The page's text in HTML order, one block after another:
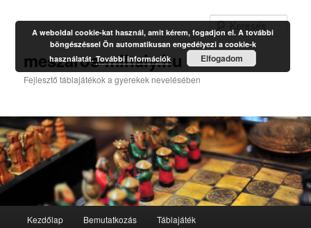
meszaros-mihaly.hu
Fejlesztő táblajátékok a gyerekek nevelésében
Tovább
Kezdőlap Bemutatkozás Táblajáték
A weboldal cookie-kat használ, amit kérem, fogadjon el. A további
böngészéssel Ön automatikusan engedélyezi a cookie-k
használatát.További információk Elfogadom